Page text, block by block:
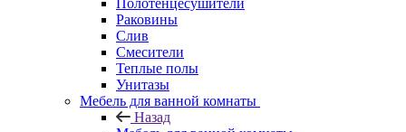
Полотенцесушители
Раковины
Слив
Смесители
Теплые полы
Унитазы
Мебель для ванной комнаты
Назад